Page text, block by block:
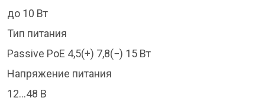
до 10 Вт
Тип питания
Passive PoE 4,5(+) 7,8(−) 15 Вт
Напряжение питания
12…48 В